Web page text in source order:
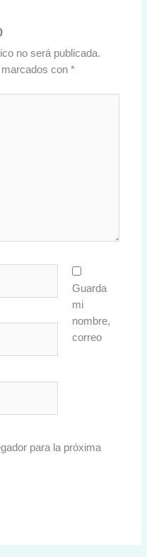
no será publicada.
marcados con*
Guarda
mi
nombre,
correo
para la próxima